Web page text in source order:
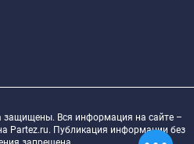
защищены. Вся информация на сайте –
Partez.ru. Публикация информации без